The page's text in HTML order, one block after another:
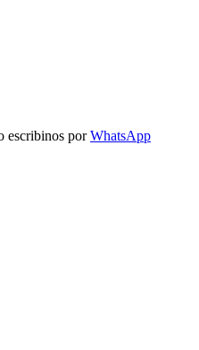
escribinos por WhatsApp